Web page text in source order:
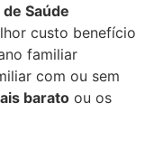
Saúde
custo benefício
familiar
com ou sem
barato ou os